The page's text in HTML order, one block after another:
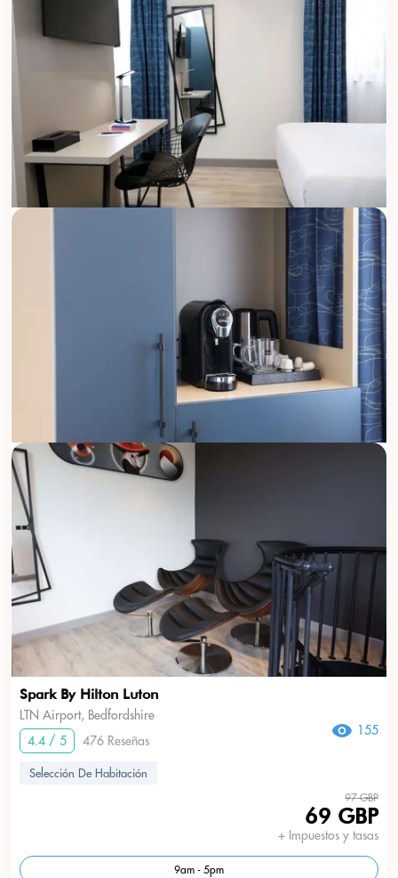
Spark By Hilton Luton
LTN Airport, Bedfordshire
4.4 / 5
476 Reseñas
155
Selección De Habitación
97 GBP
69 GBP
+ Impuestos y tasas
9am - 5pm